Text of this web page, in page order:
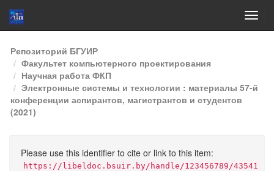
Skip
navigation
Репозиторий БГУИР
Факультет компьютерного проектирования
Научная работа ФКП
Электронные системы и технологии : материалы 57-й
конференции аспирантов, магистрантов и студентов
(2021)
Please use this identifier to cite or link to this item:
https://libeldoc.bsuir.by/handle/123456789/43541